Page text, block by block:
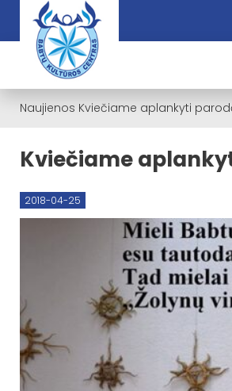
Naujienos Kviečiame aplankyti
Kviečiame
2018-04-25